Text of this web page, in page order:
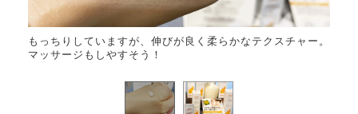
もっちりしていますが、伸びが良く柔らかなテクスチャー。
マッサージもしやすそう！